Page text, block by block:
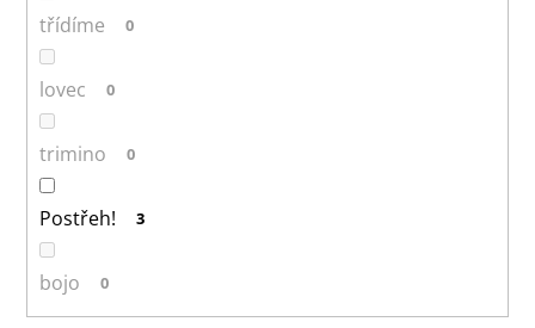
třídíme 0
lovec 0
trimino 0
Postřeh! 3
bojo 0